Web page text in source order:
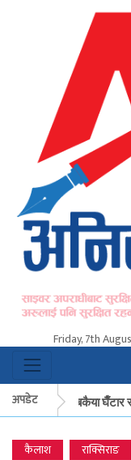
Friday, 7th
अपडेट
मकवानपुरको बकैया घैँटार र
कैलाश राक्सिराङ